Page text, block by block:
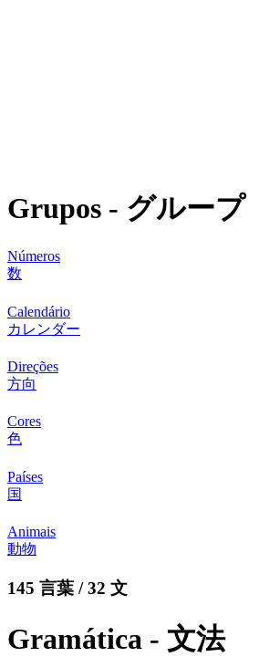
Grupos - グループ
Números
数
Calendário
カレンダー
Direções
方向
Cores
色
Países
国
Animais
動物
145 言葉 / 32 文
Gramática - 文法